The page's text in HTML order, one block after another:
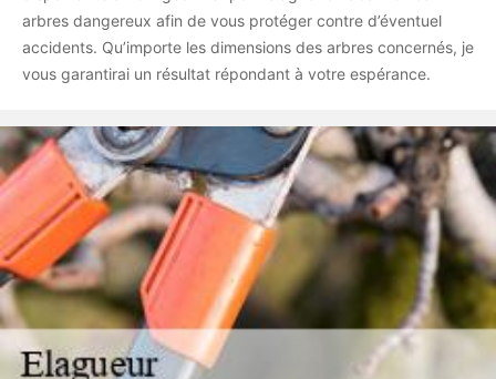
arbres dangereux afin de vous protéger contre d’éventuel
accidents. Qu’importe les dimensions des arbres concernés, je
vous garantirai un résultat répondant à votre espérance.